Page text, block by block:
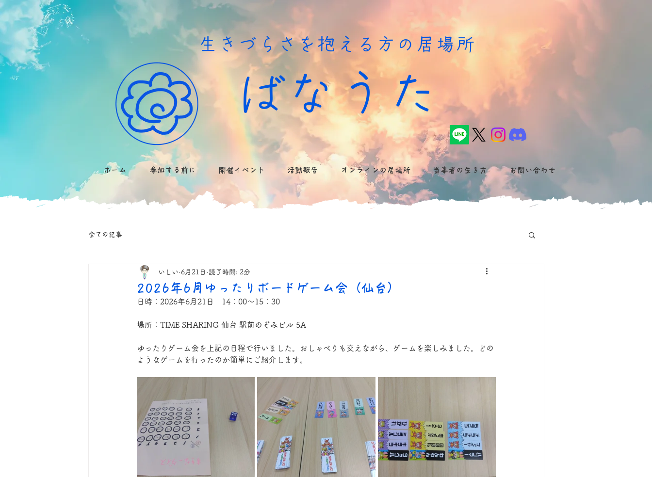
​生きづらさを抱える方の居場所
ばなうた
ホーム 参加する前に 開催イベント 活動報告 オンラインの居場所 当事者の生き方 お問い合わせ
全ての記事
2026年6月ゆったりボードゲーム会（仙台）
いしい 6月21日 読了時間: 2分
日時：2026年6月21日　14：00〜15：30
場所：TIME SHARING 仙台 駅前のぞみビル 5A
ゆったりゲーム会を上記の日程で行いました。おしゃべりも交えながら、ゲームを楽しみました。どの
ようなゲームを行ったのか簡単にご紹介します。